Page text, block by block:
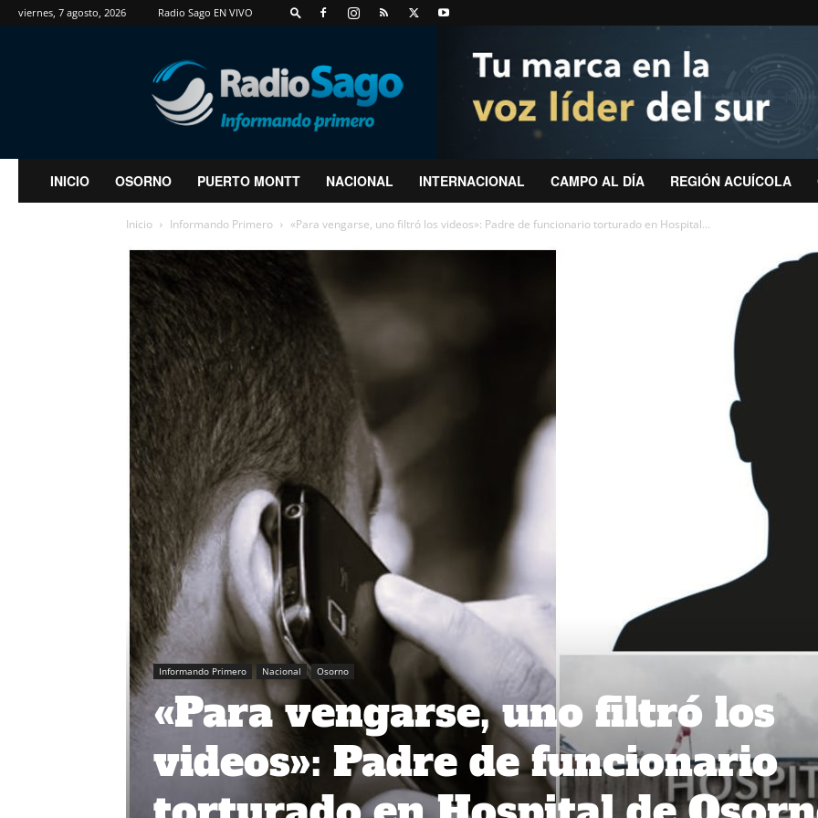
viernes, 7 agosto, 2026 Radio Sago EN VIVO
RadioSago
INICIO OSORNO PUERTO MONTT NACIONAL INTERNACIONAL CAMPO AL DÍA REGIÓN ACUÍCOLA
Inicio Informando Primero «Para vengarse, uno filtró los videos»: Padre de funcionario torturado en Hospital...
Informando Primero Nacional Osorno
«Para vengarse, uno filtró los
videos»: Padre de funcionario